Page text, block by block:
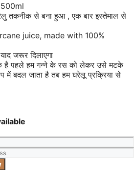
तकनीक से बना हुआ , एक बार इस्तेमाल से
juice, made with 100%
जरूर दिलाएगा
है पहले हम गन्ने के रस को लेकर उसे मटके
बदल जाता है तब हम घरेलू प्रक्रिया से